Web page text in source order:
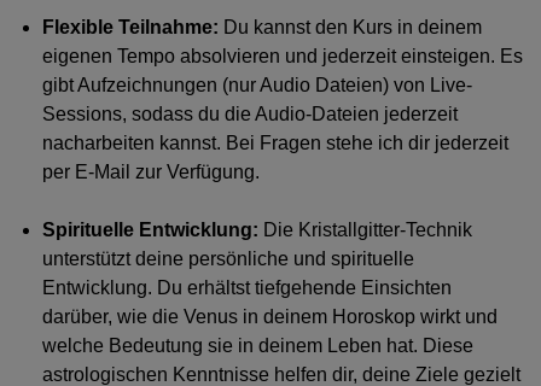
Flexible Teilnahme: Du kannst den Kurs in deinem
eigenen Tempo absolvieren und jederzeit einsteigen. Es
gibt Aufzeichnungen (nur Audio Dateien) von Live-
Sessions, sodass du die Audio-Dateien jederzeit
nacharbeiten kannst. Bei Fragen stehe ich dir jederzeit
per E-Mail zur Verfügung.
Spirituelle Entwicklung: Die Kristallgitter-Technik
unterstützt deine persönliche und spirituelle
Entwicklung. Du erhältst tiefgehende Einsichten
darüber, wie die Venus in deinem Horoskop wirkt und
welche Bedeutung sie in deinem Leben hat. Diese
astrologischen Kenntnisse helfen dir, deine Ziele gezielt